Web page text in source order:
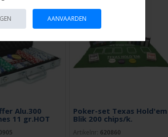
Alu.300
11 gr.HOT
Poker-set Texas Hold'em
Blik 200 chips/k.
Artikelnr: 620860
AANVAARDEN